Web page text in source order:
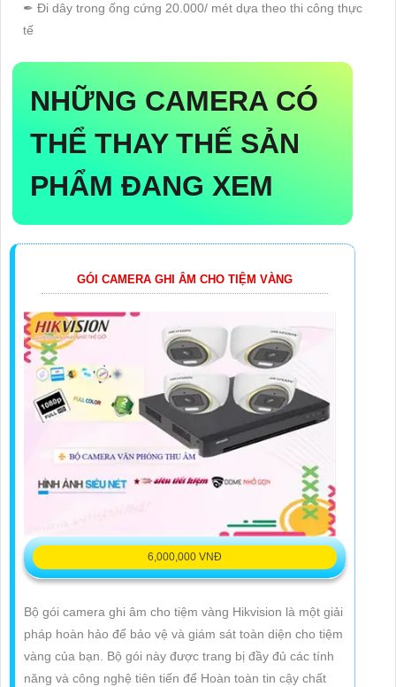
✒ Đi dây trong ống cứng 20.000/ mét dựa theo thi công thực
tế
NHỮNG CAMERA CÓ
THỂ THAY THẾ SẢN
PHẨM ĐANG XEM
GÓI CAMERA GHI ÂM CHO TIỆM VÀNG
6,000,000 VNĐ
Bộ gói camera ghi âm cho tiệm vàng Hikvision là một giải
pháp hoàn hảo để bảo vệ và giám sát toàn diện cho tiệm
vàng của bạn. Bộ gói này được trang bị đầy đủ các tính
năng và công nghệ tiên tiến để Hoàn toàn tin cậy chất